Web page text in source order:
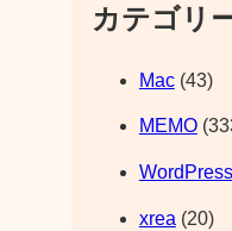
カテゴリ
Mac(43)
MEMO
WordPress
xrea (20)